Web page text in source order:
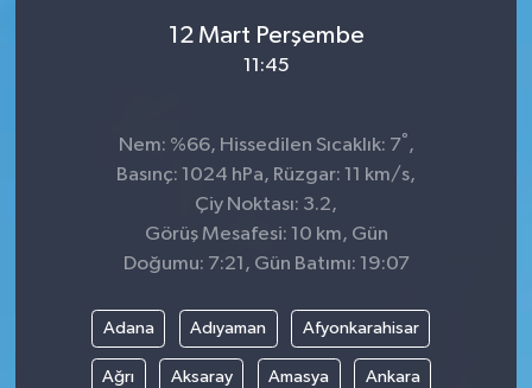
12 Mart Perşembe
11:45
Nem: %66, Hissedilen Sıcaklık: 7° ,
Basınç: 1024 hPa, Rüzgar: 11 km/s,
Çiy Noktası: 3.2,
Görüş Mesafesi: 10 km, Gün
Doğumu: 7:21, Gün Batımı: 19:07
Adana Adıyaman Afyonkarahisar
Ağrı Aksaray Amasya Ankara